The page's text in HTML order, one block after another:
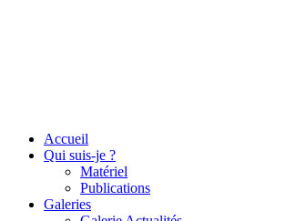
Accueil
Qui suis-je ?
Matériel
Publications
Galeries